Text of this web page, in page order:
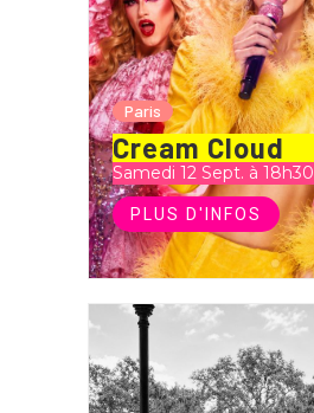
Paris
Cream Cloud
Samedi 12 Sept. à 18h30
PLUS D'INFOS